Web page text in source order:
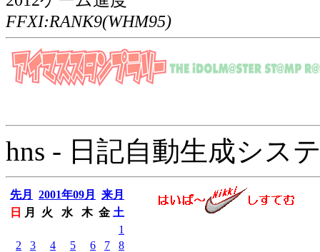
FFXI:RANK9(WHM95)
hns - 日記自動生成シス
先月 2001年09月
来月
日
月 火 水 木 金 土
1
2
3 4 5 6 7
8